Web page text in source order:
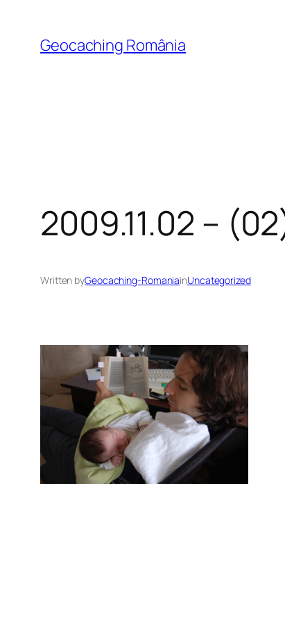
content
Geocaching România
2009.11.02 –
Written byGeocaching-RomaniainUncategorized